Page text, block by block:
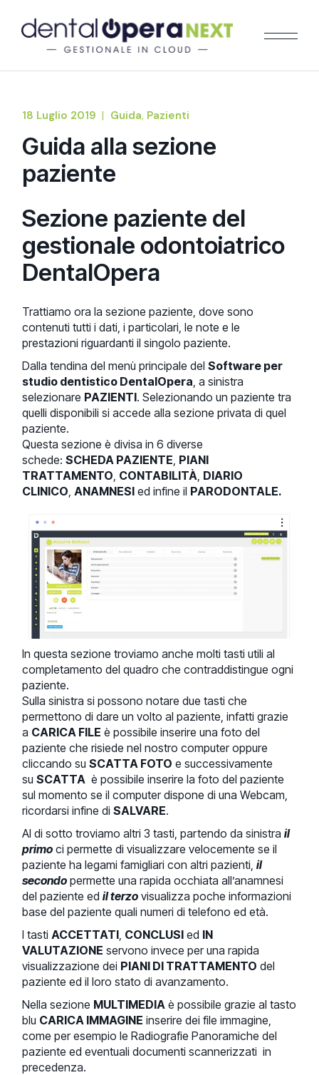
18 Luglio 2019 Guida Pazienti
Guida alla sezione
paziente
Sezione paziente del
gestionale odontoiatrico
DentalOpera
Trattiamo ora la sezione paziente, dove sono
contenuti tutti i dati, i particolari, le note e le
prestazioni riguardanti il singolo paziente.
Dalla tendina del menù principale delSoftware per
studio dentistico DentalOpera, a sinistra
selezionare PAZIENTI. Selezionando un paziente tra
quelli disponibili si accede alla sezione privata di quel
paziente.
Questa sezione è divisa in 6 diverse
schede:SCHEDA PAZIENTE, PIANI
TRATTAMENTO, CONTABILITÀ, DIARIO
CLINICO,ANAMNESI ed infine il PARODONTALE.
In questa sezione troviamo anche molti tasti utili al
completamento del quadro che contraddistingue ogni
paziente.
Sulla sinistra si possono notare due tasti che
permettono di dare un volto al paziente, infatti grazie
a CARICA FILE è possibile inserire una foto del
paziente che risiede nel nostro computer oppure
cliccando suSCATTA FOTO e successivamente
suSCATTA è possibile inserire la foto del paziente
sul momento se il computer dispone di una Webcam,
ricordarsi infine diSALVARE.
Al di sotto troviamo altri 3 tasti, partendo da sinistrail
primo ci permette di visualizzare velocemente se il
paziente ha legami famigliari con altri pazienti,il
secondo permette una rapida occhiata all’anamnesi
del paziente edil terzo visualizza poche informazioni
base del paziente quali numeri di telefono ed età.
I tasti ACCETTATI CONCLUSI ed IN
VALUTAZIONE servono invece per una rapida
visualizzazione dei PIANI DI TRATTAMENTO del
paziente ed il loro stato di avanzamento.
Nella sezione MULTIMEDIA è possibile grazie al tasto
blu CARICA IMMAGINE inserire dei file immagine,
come per esempio le Radiografie Panoramiche del
paziente ed eventuali documenti scannerizzati in
precedenza.